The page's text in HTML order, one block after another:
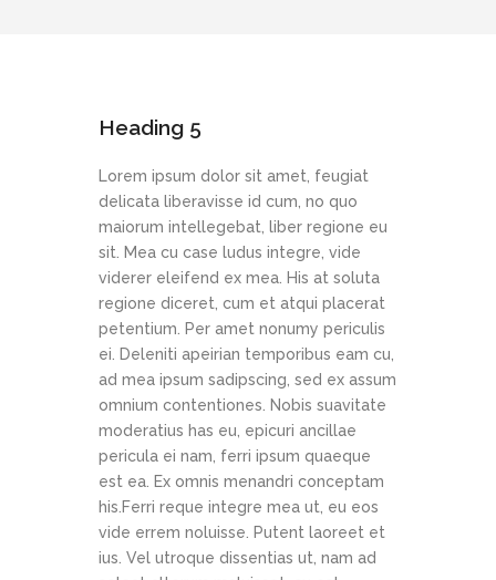
Heading 5
Lorem ipsum dolor sit amet, feugiat
delicata liberavisse id cum, no quo
maiorum intellegebat, liber regione eu
sit. Mea cu case ludus integre, vide
viderer eleifend ex mea. His at soluta
regione diceret, cum et atqui placerat
petentium. Per amet nonumy periculis
ei. Deleniti apeirian temporibus eam cu,
ad mea ipsum sadipscing, sed ex assum
omnium contentiones. Nobis suavitate
moderatius has eu, epicuri ancillae
pericula ei nam, ferri ipsum quaeque
est ea. Ex omnis menandri conceptam
his.Ferri reque integre mea ut, eu eos
vide errem noluisse. Putent laoreet et
ius. Vel utroque dissentias ut, nam ad